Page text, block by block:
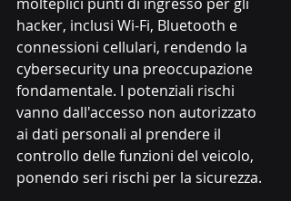
hacker, inclusi Wi-Fi, Bluetooth e
connessioni cellulari, rendendo la
cybersecurity una preoccupazione
fondamentale. I potenziali rischi
vanno dall'accesso non autorizzato
ai dati personali al prendere il
controllo delle funzioni del veicolo,
ponendo seri rischi per la sicurezza.